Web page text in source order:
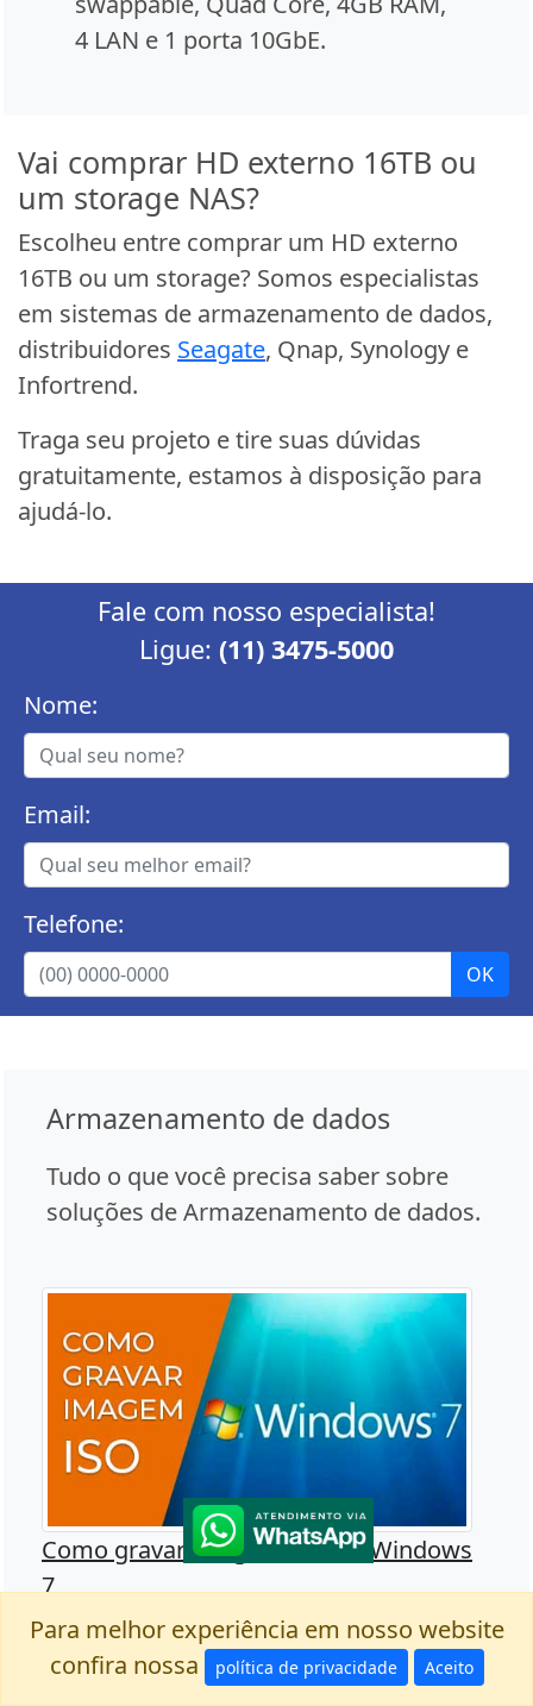
4 LAN e 1 porta 10GbE.
Vai comprar HD externo 16TB ou
um storage NAS?
Escolheu entre comprar um HD externo
16TB ou um storage? Somos especialistas
em sistemas de armazenamento de dados,
distribuidores Seagate, Qnap, Synology e
Infortrend.
Traga seu projeto e tire suas dúvidas
gratuitamente, estamos à disposição para
ajudá-lo.
Fale com nosso especialista!
Ligue: (11) 3475-5000
Nome:
Email:
Telefone:
Armazenamento de dados
Tudo o que você precisa saber sobre
soluções de Armazenamento de dados.
Como gravar imagem ISO no Windows
7
É possível gravar uma imagem ISO no
Windows 7, criamos um passo-a-passo
de como realizar essa tarefa de forma
Para melhor experiência em nosso website
confira nossa
política de privacidade Aceito